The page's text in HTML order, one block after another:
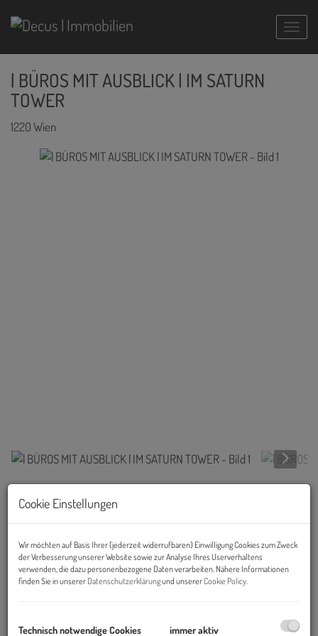
| BÜROS MIT AUSBLICK | IM SATURN
TOWER
1220 Wien
Beschreibung
Entworfen von den beiden Stararchitekten Hollein und Neumann,
ist derSATURN TOWERarchitektonisch und technisch gesehen
Cookie Einstellungen
Wir möchten auf Basis Ihrer (jederzeit widerrufbaren) Einwilligung Cookies zum Zweck
der Verbesserung unserer Website sowie zur Analyse Ihres Userverhaltens
verwenden, die dazu personenbezogene Daten verarbeiten. Nähere Informationen
finden Sie in unserer Datenschutzerklärungund unsererCookie Policy.
Technisch notwendige Cookies immer aktiv